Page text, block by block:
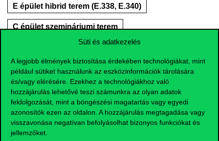
Süti és adatkezelés
A legjobb élmények biztosítása érdekében technológiákat, mint
például sütiket használunk az eszközinformációk tárolására
és/vagy elérésére. Ezekhez a technológiákhoz való
hozzájárulás lehetővé teszi számunkra az olyan adatok
feldolgozását, mint a böngészési magatartás vagy egyedi
azonosítók ezen az oldalon. A hozzájárulás megtagadása vagy
visszavonása negatívan befolyásolhat bizonyos funkciókat és
jellemzőket.
E épület hibrid terem (E.338, E.340)
C épület szemináriumi terem
Gellért Campus (egyébben kifejtendő)
Számítógépes terem
Tanácsterem (E.2001)
Színházterem (Corvinus Faculty Club)
Szalon (Corvinus Faculty Club)